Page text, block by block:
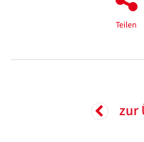
Teilen
zur